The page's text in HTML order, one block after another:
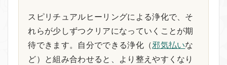
スピリチュアルヒーリングによる浄化で、そ
れらが少しずつクリアになっていくことが期
待できます。自分でできる浄化（邪気払いな
ど）と組み合わせると、より整えやすくなり